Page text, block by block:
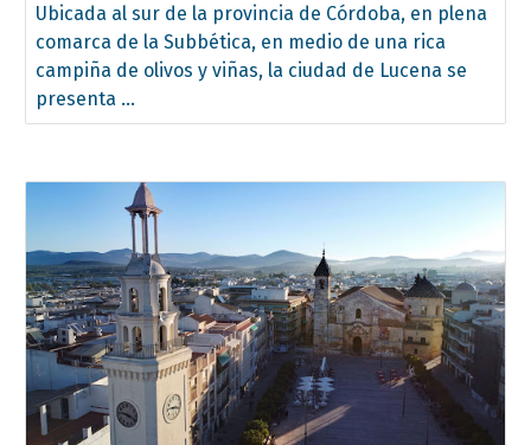
Ubicada al sur de la provincia de Córdoba, en plena
comarca de la Subbética, en medio de una rica
campiña de olivos y viñas, la ciudad de Lucena se
presenta ...